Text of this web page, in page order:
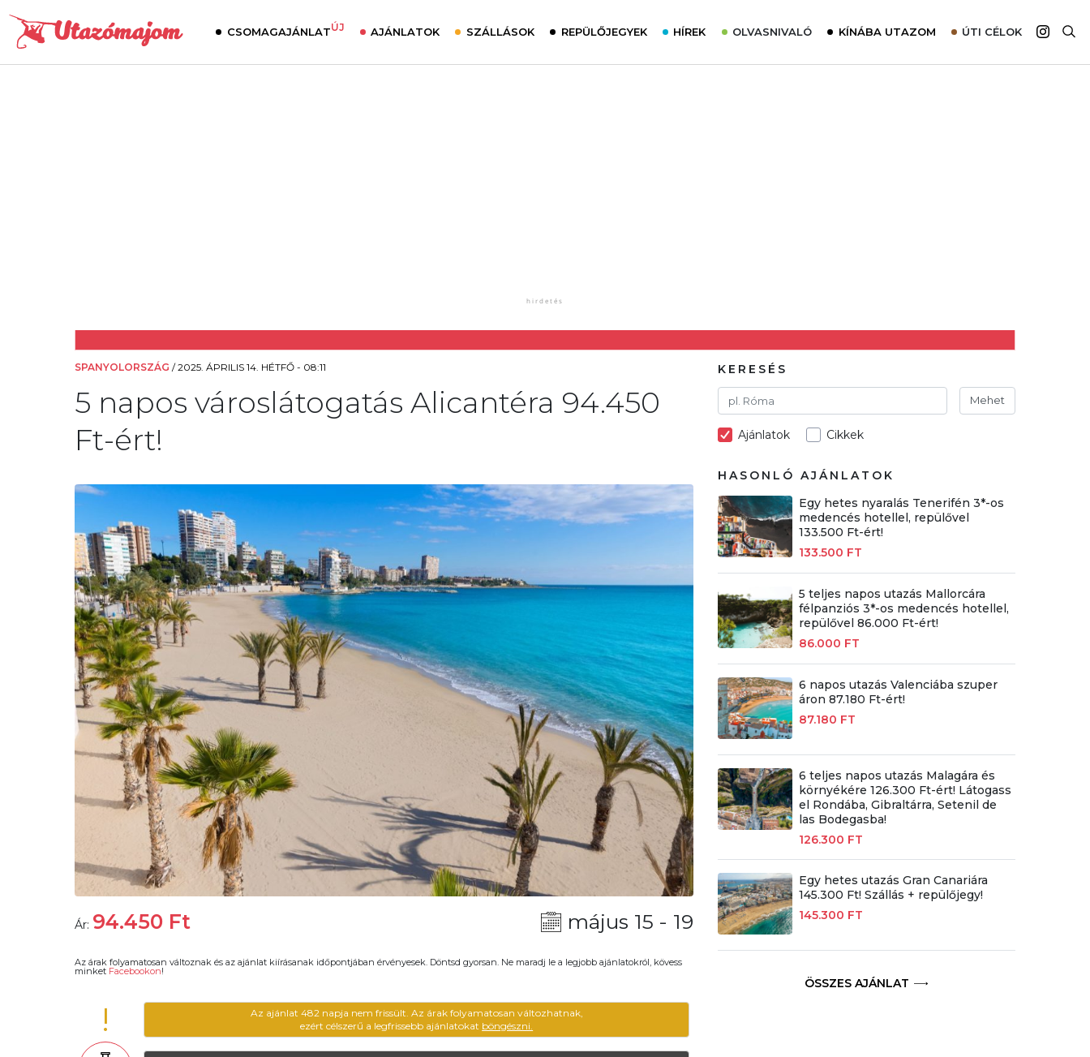
CSOMAGAJÁNLATÚJ AJÁNLATOK SZÁLLÁSOK REPÜLŐJEGYEK HÍREK OLVASNIVALÓ KÍNÁBA UTAZOM ÚTI CÉLOK
SPANYOLORSZÁG /2025. ÁPRILIS 14. HÉTFŐ - 08:11
5 napos városlátogatás Alicantéra 94.450
Ft-ért!
Ár: 94.450 Ft május 15 - 19
Az árak folyamatosan változnak és az ajánlat kiírásanak időpontjában érvényesek. Döntsd gyorsan. Ne maradj le a legjobb ajánlatokról, kövess
minket Facebookon!
!
Az ajánlat 482 napja nem frissült. Az árak folyamatosan változhatnak,
ezért célszerű a legfrissebb ajánlatokat böngészni.
KERESÉS
Mehet
Ajánlatok Cikkek
HASONLÓ AJÁNLATOK
Egy hetes nyaralás Tenerifén 3*-os
medencés hotellel, repülővel
133.500 Ft-ért!
133.500 FT
5 teljes napos utazás Mallorcára
félpanziós 3*-os medencés hotellel,
repülővel 86.000 Ft-ért!
86.000 FT
6 napos utazás Valenciába szuper
áron 87.180 Ft-ért!
87.180 FT
6 teljes napos utazás Malagára és
környékére 126.300 Ft-ért! Látogass
el Rondába, Gibraltárra, Setenil de
las Bodegasba!
126.300 FT
Egy hetes utazás Gran Canariára
145.300 Ft! Szállás + repülőjegy!
145.300 FT
ÖSSZES AJÁNLAT